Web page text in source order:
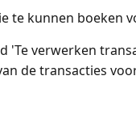
te kunnen boeken
'Te verwerken
de transacties